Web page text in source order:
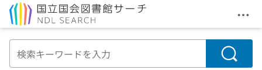
メ
検索